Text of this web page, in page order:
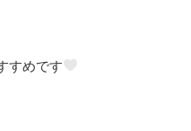
すめです